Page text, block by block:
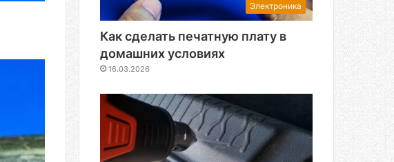
Электроника
Как сделать печатную плату в
домашних условиях
16.03.2026